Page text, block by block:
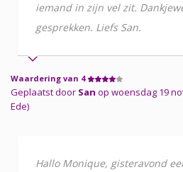
iemand in zijn vel zit.
gesprekken. Liefs San.
Waardering van 4
Geplaatst door San op woensdag 19
Ede)
Hallo Monique, gisteravond